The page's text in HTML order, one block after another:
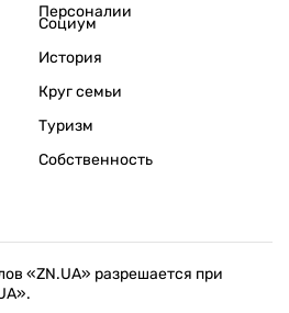
Персоналии
Социум
История
Круг семьи
Туризм
Собственность
«ZN.UA» разрешается при